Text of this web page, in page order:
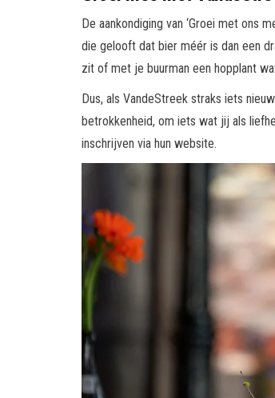
De aankondiging van ‘Groei met ons
die gelooft dat bier méér is dan een
zit of met je buurman een hopplant
Dus, als VandeStreek straks iets
betrokkenheid, om iets wat jij als
inschrijven via hun website.